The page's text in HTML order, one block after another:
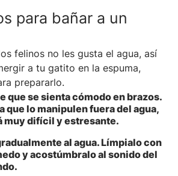
para bañar a un
felinos no les gusta el agua, así
a tu gatito en la espuma,
prepararlo.
que se sienta cómodo en brazos.
que lo manipulen fuera del agua,
muy difícil y estresante.
al agua. Límpialo con
y acostúmbralo al sonido del